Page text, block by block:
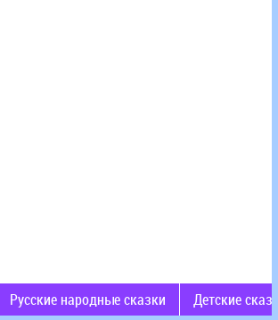
Русские народные сказки Детские